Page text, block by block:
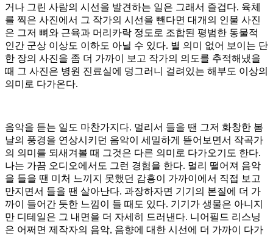
거나 그린 사람의 시선을 발견하는 일은 그래서 즐겁다. 육체
를 찍은 사진에서 그 작가의 시선을 뺀다면 대개의 인물 사진
은 그저 뼈와 근육과 머리카락 정도로 조합된 평범한 동물적
인간 군상 이상도 이하도 아닐 수 있다. 별 의미 없어 보이는 단
한 장의 사진을 좀 더 가까이 보고 작가의 의도를 추적해냈을
때 그 사진은 병원 진료실에 덩그러니 걸려있는 해부도 이상의
의미로 다가온다.
음악을 듣는 일도 마찬가지다. 멀리서 들을 땐 그저 화창한 봄
날의 풍경을 연상시키던 음악이 세밀하게 뜯어보면서 작곡가
의 의미를 되새겨볼 때 그것은 다른 의미로 다가오기도 한다.
나는 가끔 오디오에서도 그런 경험을 한다. 멀리 떨어져 음악
을 들을 땐 미처 느끼지 못했던 감흥이 가까이에서 직접 보고
만지면서 들을 땐 살아난다. 과장하자면 기기의 본질에 더 가
까이 들어간 듯한 느낌이 들 때도 있다. 기기가 생물은 아니지
만 디테일은 그 내면을 더 자세히 드러낸다. 니어필드 리스닝
은 어쩌면 제작자의 음악, 음향에 대한 시선에 더 가까이 다가